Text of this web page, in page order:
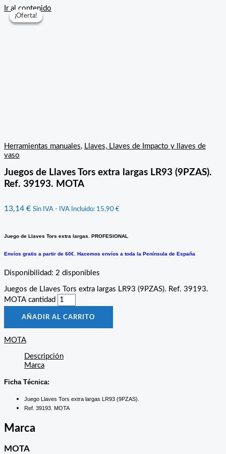
Ir al contenido
Herramientas manuales, Llaves, Llaves de Impacto y llaves de
vaso
Juegos de Llaves Tors extra largas LR93 (9PZAS).
Ref. 39193. MOTA
13,14 € Sin IVA - IVA Incluido: 15,90 €
Juego de Llaves Tors extra largas. PROFESIONAL
Envíos gratis a partir de 60€. Hacemos envíos a toda la Península de España
Disponibilidad: 2 disponibles
Juegos de Llaves Tors extra largas LR93 (9PZAS). Ref. 39193.
MOTA cantidad
AÑADIR AL CARRITO
MOTA
Descripción
Marca
Ficha Técnica:
Juego Llaves Tors extra largas LR93 (9PZAS).
Ref. 39193. MOTA
Marca
MOTA
¡Oferta!
¡Oferta!
¡Oferta!